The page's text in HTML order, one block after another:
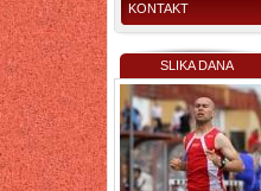
KONTAKT
SLIKA DANA